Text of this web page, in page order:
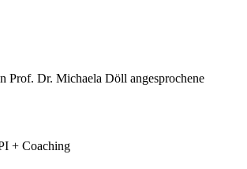
Prof. Dr. Michaela Döll angesprochene
+ Coaching